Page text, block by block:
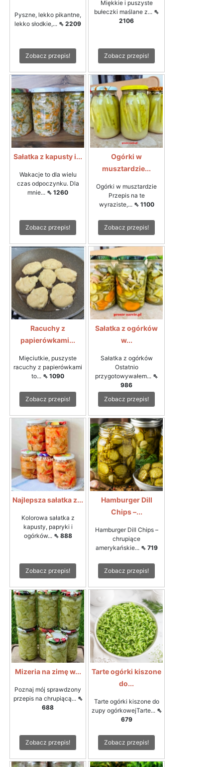
Pyszne, lekko pikantne,
lekko słodkie,... ⇖ 2209
Zobacz przepis!
Miękkie i puszyste
bułeczki maślane z... ⇖
2106
Zobacz przepis!
Sałatka z kapusty i...
Wakacje to dla wielu
czas odpoczynku. Dla
mnie... ⇖ 1260
Zobacz przepis!
Ogórki w
musztardzie...
Ogórki w musztardzie
Przepis na te
wyraziste,... ⇖ 1100
Zobacz przepis!
Racuchy z
papierówkami...
Mięciutkie, puszyste
racuchy z papierówkami
to... ⇖ 1090
Zobacz przepis!
Sałatka z ogórków
w...
Sałatka z ogórków
Ostatnio
przygotowywałem... ⇖
986
Zobacz przepis!
Najlepsza sałatka z...
Kolorowa sałatka z
kapusty, papryki i
ogórków... ⇖ 888
Zobacz przepis!
Hamburger Dill
Chips –...
Hamburger Dill Chips –
chrupiące
amerykańskie... ⇖ 719
Zobacz przepis!
Mizeria na zimę w...
Poznaj mój sprawdzony
przepis na chrupiącą... ⇖
688
Zobacz przepis!
Tarte ogórki kiszone
do...
Tarte ogórki kiszone do
zupy ogórkowejTarte... ⇖
679
Zobacz przepis!